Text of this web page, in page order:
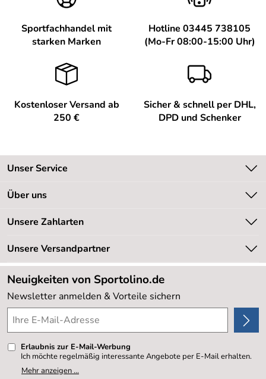
Sportfachhandel mit
starken Marken
Hotline 03445 738105
(Mo-Fr 08:00-15:00 Uhr)
Kostenloser Versand ab
250 €
Sicher & schnell per DHL,
DPD und Schenker
Unser Service
Kontakt
Newsletter
Retourenabwicklung
Lieferbedingungen
Kundenlogin
Über uns
Unsere Bestseller
Neu
Sale %
Kundenbewertungen (20.178)
4,8/5*****
Unsere Zahlarten
Unsere Versandpartner
Neuigkeiten von Sportolino.de
Newsletter anmelden & Vorteile sichern
Erlaubnis zur E-Mail-Werbung
Ich möchte regelmäßig interessante Angebote per E-Mail erhalten.
Meine E-Mail-Adresse wird nicht an andere Unternehmen
weitergegeben. Zu statistischen Zwecken wird in anonymer Form
Mehr anzeigen ...